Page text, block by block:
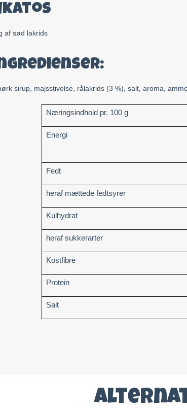
af sød lakrids
Ingredienser:
sirup, majsstivelse, rålakrids (3 %), salt, aroma,
Næringsindhold pr. 100 g
Energi
Fedt
heraf mættede fedtsyrer
Kulhydrat
heraf sukkerarter
Kostfibre
Protein
Salt